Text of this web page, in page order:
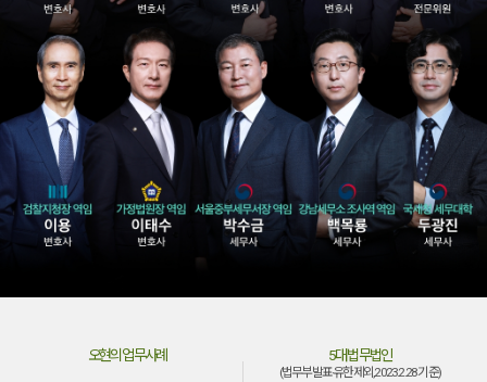
오현의 업무사례 5대 법무법인
(법무부발표·유한제외,2023.2.28 기준)